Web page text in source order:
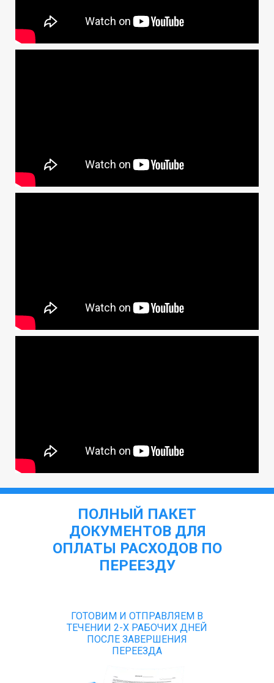
ПОЛНЫЙ ПАКЕТ
ДОКУМЕНТОВ ДЛЯ
ОПЛАТЫ РАСХОДОВ ПО
ПЕРЕЕЗДУ
ГОТОВИМ И ОТПРАВЛЯЕМ В
ТЕЧЕНИИ 2-Х РАБОЧИХ ДНЕЙ
ПОСЛЕ ЗАВЕРШЕНИЯ
ПЕРЕЕЗДА